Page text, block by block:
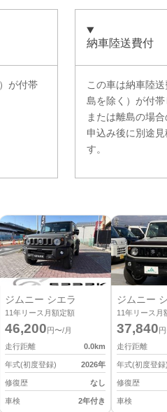
が付帯
納車陸送費付
この車は納車陸
島を除く）が付
または離島の場
申込み後に別途
す。
ジムニー シエラ
11年リース月額定額
46,200 円〜/月
走行距離
0.0km
年式(初度登録) 2026年
修復歴 なし
車検 2年付き
ジムニー
11年リース月
37,840
走行距離
年式(初度登録)
修復歴
車検